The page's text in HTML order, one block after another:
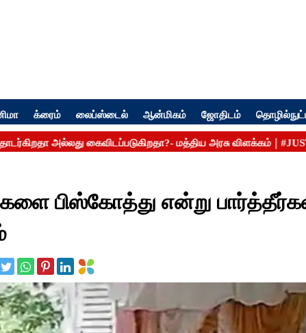
க்ரைம் லைப்ஸ்டைல் ஆன்மிகம் ஜோதிடம்
பிஸ்கோத்து என்று